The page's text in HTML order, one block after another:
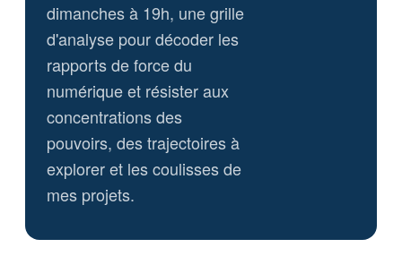
dimanches à 19h, une grille
d'analyse pour décoder les
rapports de force du
numérique et résister aux
concentrations des
pouvoirs, des trajectoires à
explorer et les coulisses de
mes projets.